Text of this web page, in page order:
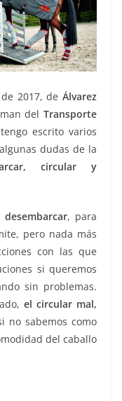
2017, de Álvarez
delTransporte
escrito varios
dudas de la
circular y
, para
pero nada más
con las que
si queremos
sin problemas.
el circular mal,
no sabemos como
del caballo